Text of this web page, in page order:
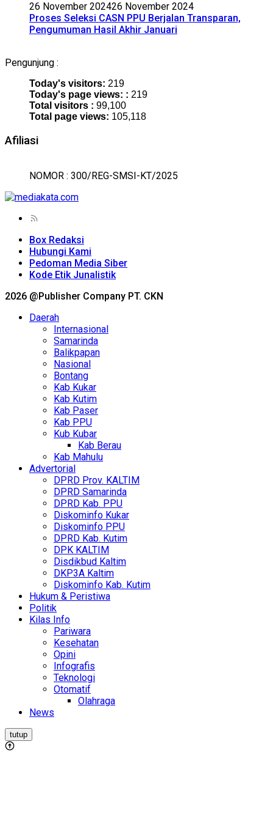
26 November 202426 November 2024
Proses Seleksi CASN PPU Berjalan Transparan,
Pengumuman Hasil Akhir Januari
Pengunjung :
Today's visitors: 219
Today's page views: : 219
Total visitors : 99,100
Total page views: 105,118
Afiliasi
NOMOR : 300/REG-SMSI-KT/2025
Box Redaksi
Hubungi Kami
Pedoman Media Siber
Kode Etik Junalistik
2026 @Publisher Company PT. CKN
Daerah
Internasional
Samarinda
Balikpapan
Nasional
Bontang
Kab Kukar
Kab Kutim
Kab Paser
Kab PPU
Kub Kubar
Kab Berau
Kab Mahulu
Advertorial
DPRD Prov. KALTIM
DPRD Samarinda
DPRD Kab. PPU
Diskominfo Kukar
Diskominfo PPU
DPRD Kab. Kutim
DPK KALTIM
Disdikbud Kaltim
DKP3A Kaltim
Diskominfo Kab. Kutim
Hukum & Peristiwa
Politik
Kilas Info
Pariwara
Kesehatan
Opini
Infografis
Teknologi
Otomatif
Olahraga
News
tutup